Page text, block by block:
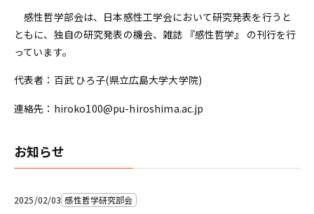
感性哲学部会は、日本感性工学会において研究発表を行うと
ともに、独自の研究発表の機会、雑誌 『感性哲学』 の刊行を行
っています。
代表者：百武 ひろ子(県立広島大学大学院)
連絡先：hiroko100@pu-hiroshima.ac.jp
お知らせ
2025/02/03 感性哲学研究部会